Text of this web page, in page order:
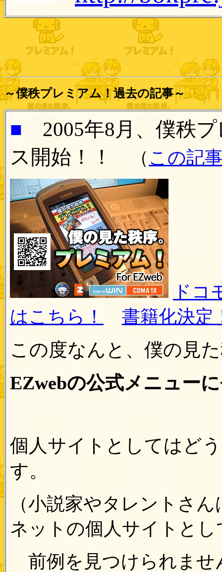
～僕秩プレミアム！過去の記事～
■ 2005年8月、 僕秩
ス開始！！
（ この記
ドコ
はこちら！
書籍化決定
この度なんと、僕の見
EZwebの公式メニュー
個人サイトとしてはど
す。
（小説家やタレントさ
ネットの個人サイトとし
前例を見つけられませ